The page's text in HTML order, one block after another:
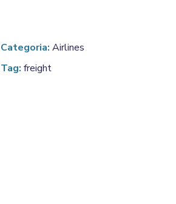
Categoria: Airlines
Tag: freight